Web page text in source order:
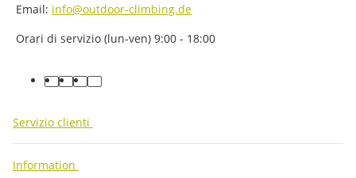
Email: info@outdoor-climbing.de
Orari di servizio (lun-ven) 9:00 - 18:00
facebook
youtube
instagram
tiktok
Servizio clienti
Information